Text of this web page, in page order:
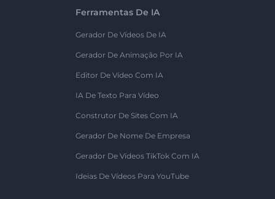
Ferramentas De IA
Gerador De Vídeos De IA
Gerador De Animação Por IA
Editor De Vídeo Com IA
IA De Texto Para Vídeo
Construtor De Sites Com IA
Gerador De Nome De Empresa
Gerador De Vídeos TikTok Com IA
Ideias De Vídeos Para YouTube